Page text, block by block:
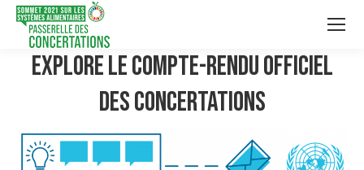
Explore le compte-rendu officiel
des Concertations